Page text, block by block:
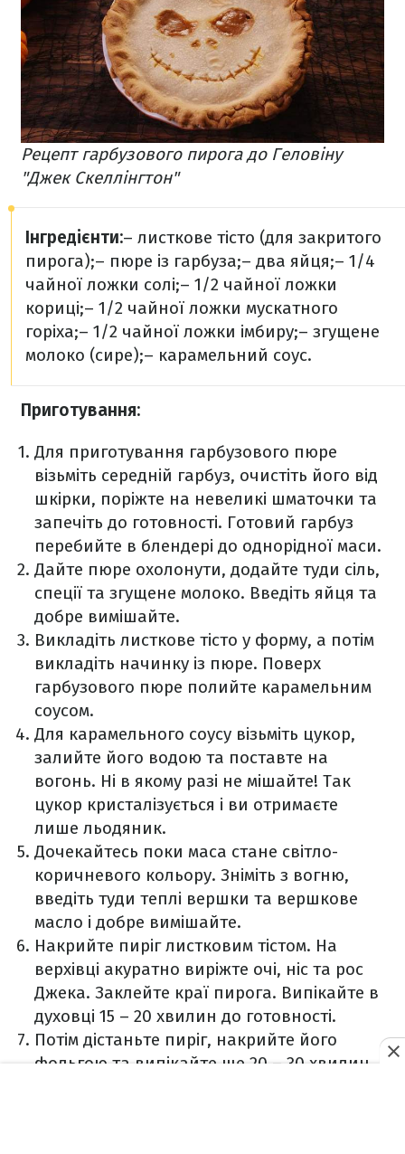
Рецепт гарбузового пирога до Геловіну
"Джек Скеллінгтон"
Інгредієнти:– листкове тісто (для закритого
пирога);– пюре із гарбуза;– два яйця;– 1/4
чайної ложки солі;– 1/2 чайної ложки
кориці;– 1/2 чайної ложки мускатного
горіха;– 1/2 чайної ложки імбиру;– згущене
молоко (сире);– карамельний соус.
Приготування:
Для приготування гарбузового пюре
візьміть середній гарбуз, очистіть його від
шкірки, поріжте на невеликі шматочки та
запечіть до готовності. Готовий гарбуз
перебийте в блендері до однорідної маси.
Дайте пюре охолонути, додайте туди сіль,
спеції та згущене молоко. Введіть яйця та
добре вимішайте.
Викладіть листкове тісто у форму, а потім
викладіть начинку із пюре. Поверх
гарбузового пюре полийте карамельним
соусом.
Для карамельного соусу візьміть цукор,
залийте його водою та поставте на
вогонь. Ні в якому разі не мішайте! Так
цукор кристалізується і ви отримаєте
лише льодяник.
Дочекайтесь поки маса стане світло-
коричневого кольору. Зніміть з вогню,
введіть туди теплі вершки та вершкове
масло і добре вимішайте.
Накрийте пиріг листковим тістом. На
верхівці акуратно виріжте очі, ніс та рос
Джека. Заклейте краї пирога. Випікайте в
духовці 15 – 20 хвилин до готовності.
Потім дістаньте пиріг, накрийте його
фольгою та випікайте ще 20 – 30 хвилин.